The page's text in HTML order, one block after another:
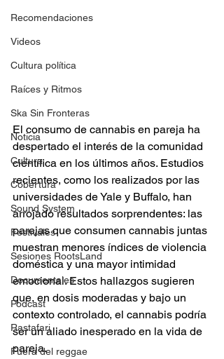
Recomendaciones
Videos
Cultura política
Raíces y Ritmos
Ska Sin Fronteras
Noticia
Cultura
Cobertura
Sound System
Festivales
Sesiones RootsLand
Documentales
Podcast
Rastafari
Fuera del reggae
El consumo de cannabis en pareja ha
despertado el interés de la comunidad
científica en los últimos años. Estudios
recientes, como los realizados por las
universidades de Yale y Buffalo, han
arrojado resultados sorprendentes: las
parejas que consumen cannabis juntas
muestran menores índices de violencia
doméstica y una mayor intimidad
emocional. Estos hallazgos sugieren
que, en dosis moderadas y bajo un
contexto controlado, el cannabis podría
ser un aliado inesperado en la vida de
pareja.